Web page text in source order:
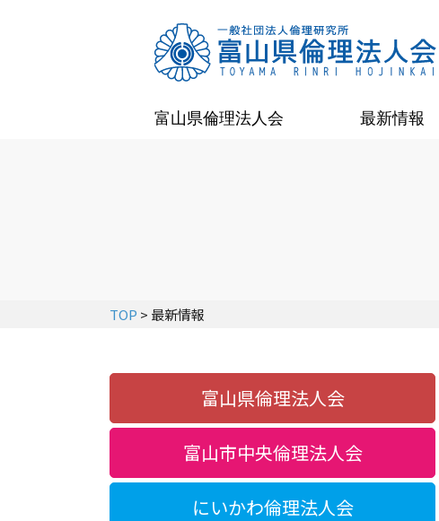
富山県倫理法人会 最新情報
TOP > 最新情報
富山県倫理法人会
富山市中央倫理法人会
にいかわ倫理法人会